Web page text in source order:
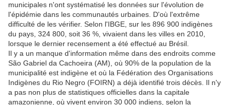
municipales n'ont systématisé les données sur l'évolution de
l'épidémie dans les communautés urbaines. D'où l'extrême
difficulté de les vérifier. Selon l'IBGE, sur les 896 900 indigènes
du pays, 324 800, soit 36 %, vivaient dans les villes en 2010,
lorsque le dernier recensement a été effectué au Brésil.
Il y a un manque d'information même dans des endroits comme
São Gabriel da Cachoeira (AM), où 90% de la population de la
municipalité est indigène et où la Fédération des Organisations
Indigènes du Rio Negro (FOIRN) a déjà identifié trois décès. Il n'y
a pas non plus de statistiques officielles dans la capitale
amazonienne, où vivent environ 30 000 indiens, selon la